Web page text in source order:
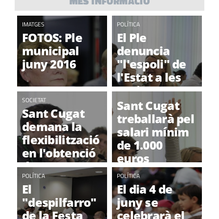
IMATGES
FOTOS: Ple
municipal
juny 2016
POLÍTICA
El Ple
denuncia
"l'espoli" de
l'Estat a les
entitats
socials
catalanes
SOCIETAT
Sant Cugat
demana la
flexibilització
en l'obtenció
de papers per
a persones
migrades
Sant Cugat
treballarà pel
salari mínim
de 1.000
euros
POLÍTICA
El
"despilfarro"
de la Festa
POLÍTICA
El dia 4 de
juny se
celebrarà el